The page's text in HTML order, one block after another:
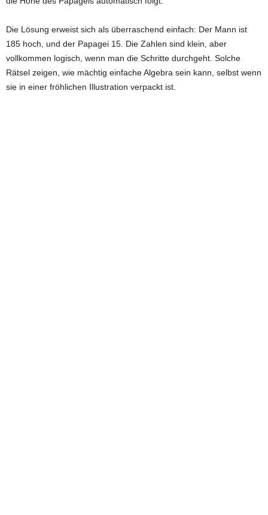
Die Lösung erweist sich als überraschend einfach: Der Mann ist
185 hoch, und der Papagei 15. Die Zahlen sind klein, aber
vollkommen logisch, wenn man die Schritte durchgeht. Solche
Rätsel zeigen, wie mächtig einfache Algebra sein kann, selbst wenn
sie in einer fröhlichen Illustration verpackt ist.